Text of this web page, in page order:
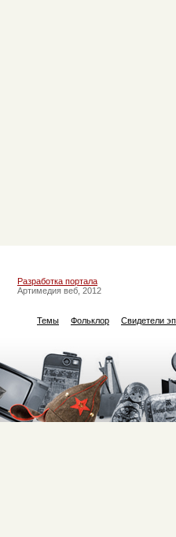
Разработка портала
Артимедия веб, 2012
Темы Фольклор Свидетели